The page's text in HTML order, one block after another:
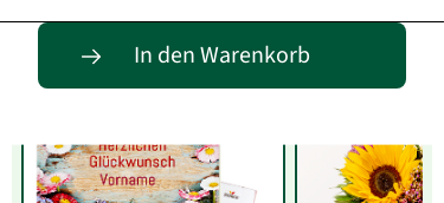
In den Warenkorb
Entdecke passende Alternativen